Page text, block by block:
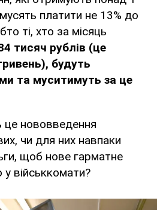
платити не 13% до
ті, хто за місяць
тисяч рублів (це
будуть
та муситимуть за це
це нововведення
чи для них навпаки
щоб нове гарматне
військкомати?